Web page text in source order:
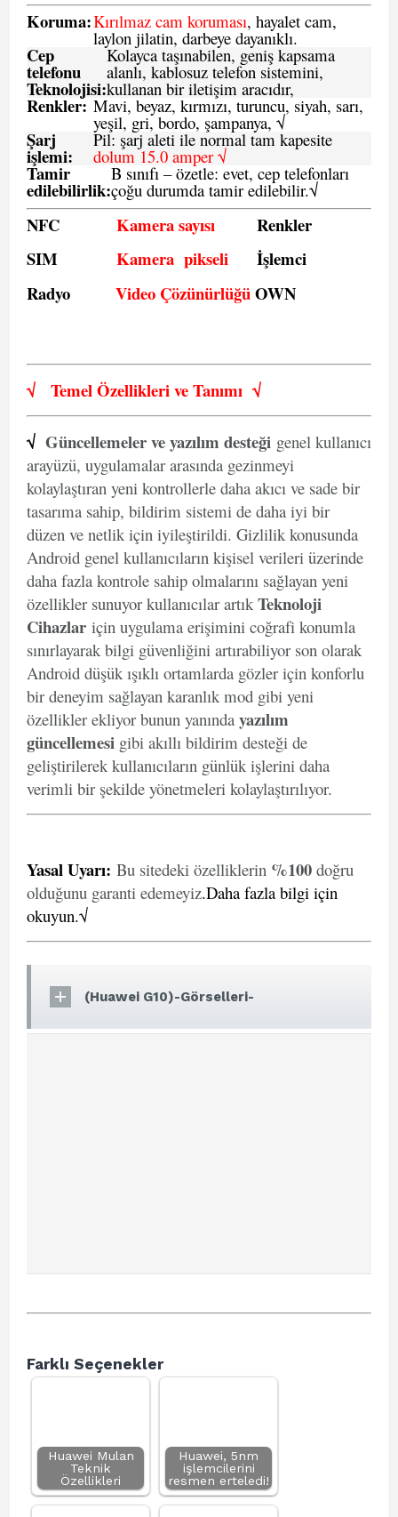
Koruma:Kırılmaz cam koruması, hayalet cam,
laylon jilatin, darbeye dayanıklı.
Cep
telefonu
Teknolojisi:
Kolayca taşınabilen, geniş kapsama
alanlı, kablosuz telefon sistemini,
kullanan bir iletişim aracıdır,
Renkler: Mavi, beyaz, kırmızı, turuncu, siyah, sarı,
yeşil, gri, bordo, şampanya, √
Şarj
işlemi:
Pil: şarj aleti ile normal tam kapesite
dolum 15.0 amper √
Tamir
edilebilirlik:
B sınıfı – özetle: evet, cep telefonları
çoğu durumda tamir edilebilir.√
NFC Kamera sayısı
Renkler
SIM
Kamera pikseli
İşlemci
Radyo
Video ÇözünürlüğüOWN
√ Temel Özellikleri veTanımı √
√ Güncellemeler ve yazılım desteği genel kullanıcı
arayüzü, uygulamalar arasında gezinmeyi
kolaylaştıran yeni kontrollerle daha akıcı ve sade bir
tasarıma sahip, bildirim sistemi de daha iyi bir
düzen ve netlik için iyileştirildi. Gizlilik konusunda
Android genel kullanıcıların kişisel verileri üzerinde
daha fazla kontrole sahip olmalarını sağlayan yeni
özellikler sunuyor kullanıcılar artıkTeknoloji
Cihazlar için uygulama erişimini coğrafi konumla
sınırlayarak bilgi güvenliğini artırabiliyor son olarak
Android düşük ışıklı ortamlarda gözler için konforlu
bir deneyim sağlayan karanlık mod gibi yeni
özellikler ekliyor bunun yanında yazılım
güncellemesi gibi akıllı bildirim desteği de
geliştirilerek kullanıcıların günlük işlerini daha
verimli bir şekilde yönetmeleri kolaylaştırılıyor.
Yasal Uyarı: Bu sitedeki özelliklerin %100 doğru
olduğunu garanti edemeyiz.Daha fazla bilgi için
okuyun.√
(Huawei G10)-Görselleri-
Farklı Seçenekler
Huawei Mulan
Teknik
Özellikleri
Huawei, 5nm
işlemcilerini
resmen erteledi!